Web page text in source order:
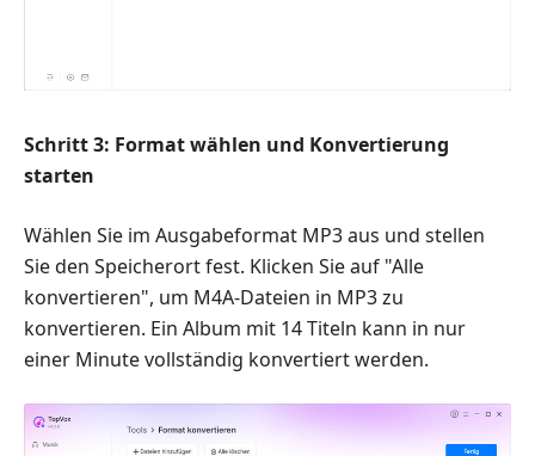
Schritt 3: Format wählen und Konvertierung
starten
Wählen Sie im Ausgabeformat MP3 aus und stellen
Sie den Speicherort fest. Klicken Sie auf "Alle
konvertieren", um M4A-Dateien in MP3 zu
konvertieren. Ein Album mit 14 Titeln kann in nur
einer Minute vollständig konvertiert werden.